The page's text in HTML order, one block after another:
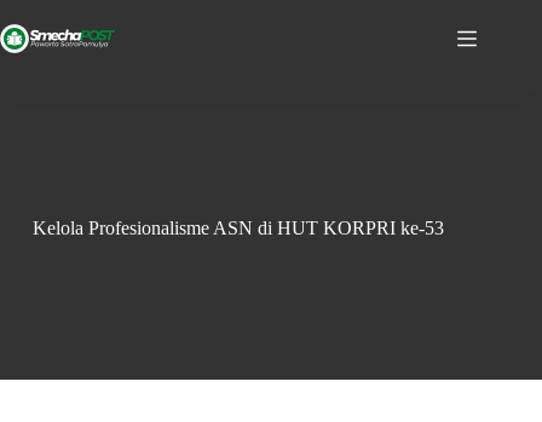
Kelola Profesionalisme ASN di HUT KORPRI ke-53